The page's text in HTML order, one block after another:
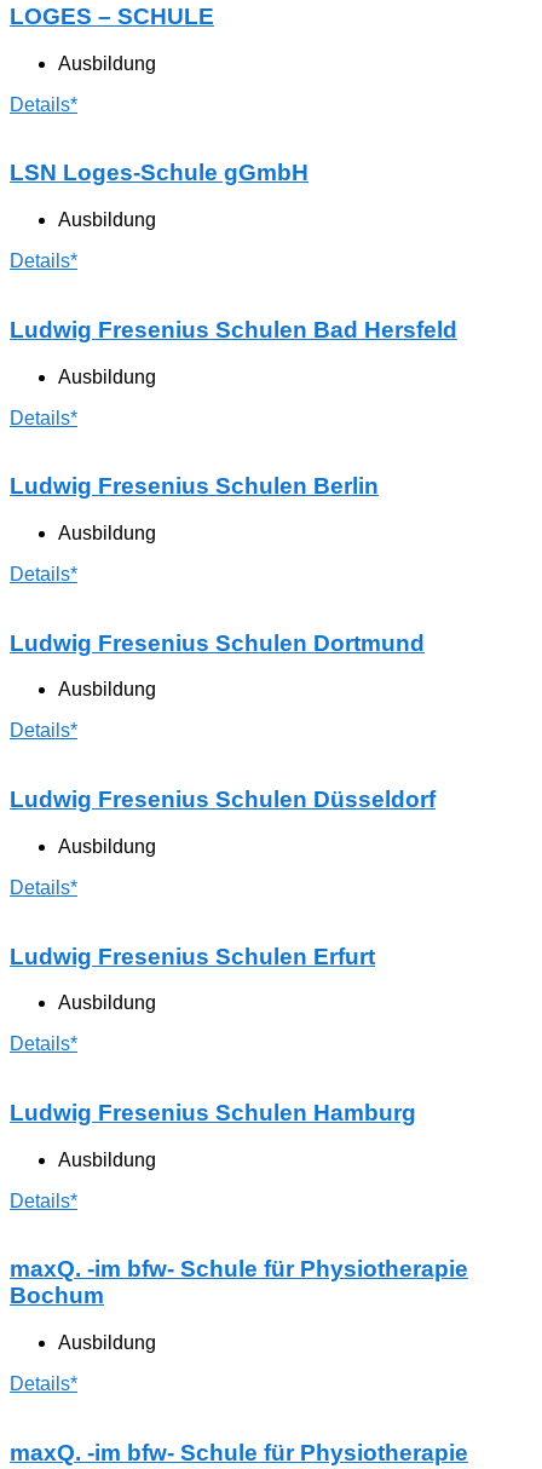
LOGES – SCHULE
Ausbildung
Details*
LSN Loges-Schule gGmbH
Ausbildung
Details*
Ludwig Fresenius Schulen Bad Hersfeld
Ausbildung
Details*
Ludwig Fresenius Schulen Berlin
Ausbildung
Details*
Ludwig Fresenius Schulen Dortmund
Ausbildung
Details*
Ludwig Fresenius Schulen Düsseldorf
Ausbildung
Details*
Ludwig Fresenius Schulen Erfurt
Ausbildung
Details*
Ludwig Fresenius Schulen Hamburg
Ausbildung
Details*
maxQ. -im bfw- Schule für Physiotherapie
Bochum
Ausbildung
Details*
maxQ. -im bfw- Schule für Physiotherapie